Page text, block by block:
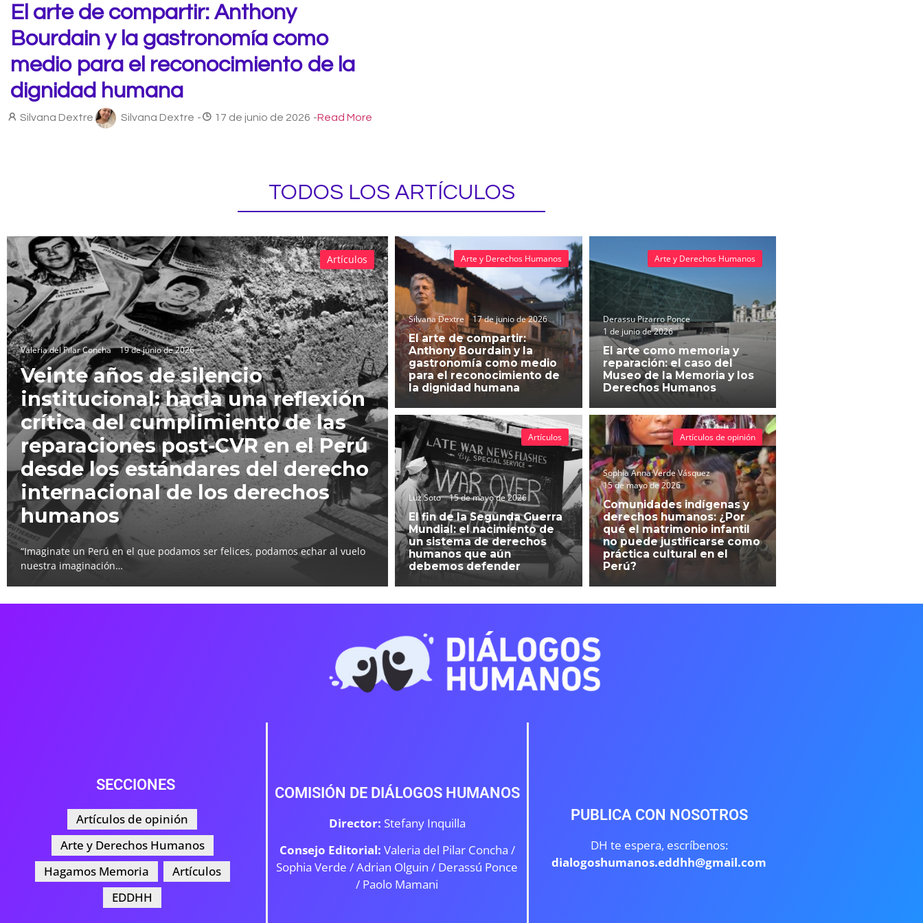
El arte de compartir: Anthony
Bourdain y la gastronomía como
medio para el reconocimiento de la
dignidad humana
Silvana Dextre Silvana Dextre - 17 de junio de 2026 -Read More
TODOS LOS ARTÍCULOS
Valeria del Pilar Concha 19 de junio de 2026
Veinte años de silencio
institucional: hacia una reflexión
crítica del cumplimiento de las
reparaciones post-CVR en el Perú
desde los estándares del derecho
internacional de los derechos
humanos
“Imaginate un Perú en el que podamos ser felices, podamos echar al vuelo
nuestra imaginación…
Artículos
Silvana Dextre 17 de junio de 2026
El arte de compartir:
Anthony Bourdain y la
gastronomía como medio
para el reconocimiento de
la dignidad humana
Arte y Derechos Humanos
Derassu Pizarro Ponce
1 de junio de 2026
El arte como memoria y
reparación: el caso del
Museo de la Memoria y los
Derechos Humanos
Arte y Derechos Humanos
Luz Soto 15 de mayo de 2026
El fin de la Segunda Guerra
Mundial: el nacimiento de
un sistema de derechos
humanos que aún
debemos defender
Artículos
Sophia Anna Verde Vásquez
15 de mayo de 2026
Comunidades indígenas y
derechos humanos: ¿Por
qué el matrimonio infantil
no puede justificarse como
práctica cultural en el
Perú?
Artículos de opinión
SECCIONES
Artículos de opinión
Arte y Derechos Humanos
Hagamos Memoria
Artículos
EDDHH
COMISIÓN DE DIÁLOGOS HUMANOS
Director: Stefany Inquilla
Consejo Editorial: Valeria del Pilar Concha /
Sophia Verde /Adrian Olguin / Derassú Ponce
/ Paolo Mamani
PUBLICA CON NOSOTROS
DH te espera, escríbenos:
dialogoshumanos.eddhh@gmail.com